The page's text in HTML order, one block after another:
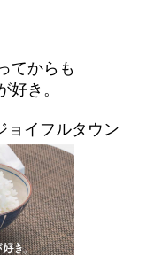
てからも
好き。
ョイフルタウン